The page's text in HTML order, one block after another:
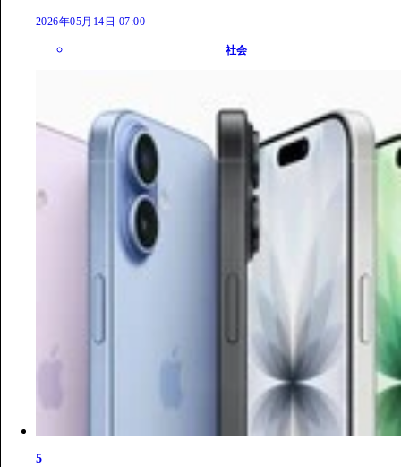
2026年05月14日 07:00
社会
5